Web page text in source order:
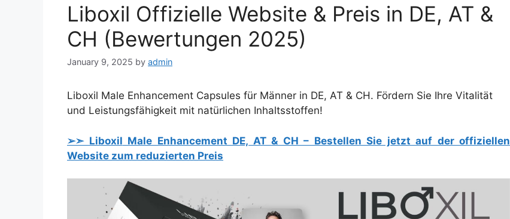
Liboxil Offizielle Website & Preis in DE, AT &
CH (Bewertungen 2025)
January 9, 2025 by admin
Liboxil Male Enhancement Capsules für Männer in DE, AT & CH. Fördern Sie Ihre Vitalität
und Leistungsfähigkeit mit natürlichen Inhaltsstoffen!
➢➣ Liboxil Male Enhancement DE, AT & CH – Bestellen Sie jetzt auf der offiziellen
Website zum reduzierten Preis